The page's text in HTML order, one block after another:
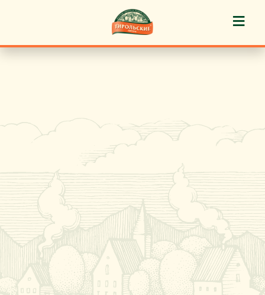
≡
Пирожные «Тирольские» ®
Торты «Тирольские» ®
Куличи
Кафе-кондитерские
Новости
Где купить